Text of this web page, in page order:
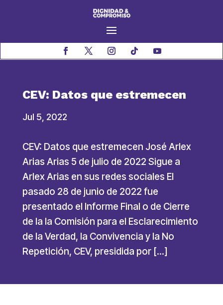
CEV: Datos que estremecen
Jul 5, 2022
CEV: Datos que estremecen José Arlex
Arias Arias 5 de julio de 2022 Sigue a
Arlex Arias en sus redes sociales El
pasado 28 de junio de 2022 fue
presentado el Informe Final o de Cierre
de la la Comisión para el Esclarecimiento
de la Verdad, la Convivencia y la No
Repetición, CEV, presidida por […]